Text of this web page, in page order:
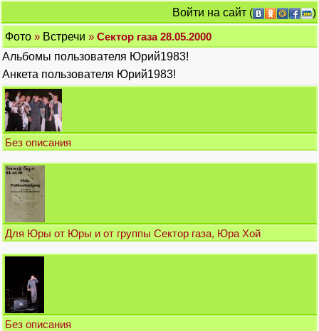
Войти на сайт (
)
Фото » Встречи » Сектор газа 28.05.2000
Альбомы пользователя Юрий1983!
Анкета пользователя Юрий1983!
Без описания
Для Юры от Юры и от группы Сектор газа, Юра Хой
Без описания